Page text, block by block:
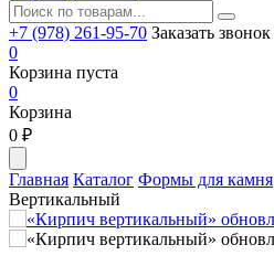
+7 (978) 261-95-70 Заказать звонок
0
Корзина пуста
0
Корзина
0 ₽
Главная Каталог Формы для камня
Вертикальный